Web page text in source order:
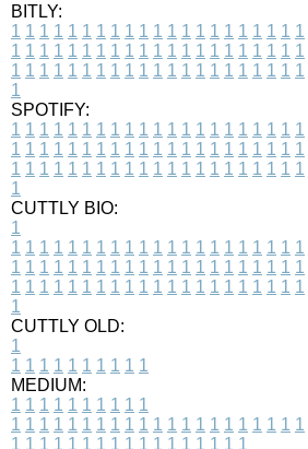
BITLY:
1 1 1 1 1 1 1 1 1 1 1 1 1 1 1 1 1 1 1 1 1
1 1 1 1 1 1 1 1 1 1 1 1 1 1 1 1 1 1 1 1 1
1 1 1 1 1 1 1 1 1 1 1 1 1 1 1 1 1 1 1 1 1
1
SPOTIFY:
1 1 1 1 1 1 1 1 1 1 1 1 1 1 1 1 1 1 1 1 1
1 1 1 1 1 1 1 1 1 1 1 1 1 1 1 1 1 1 1 1 1
1 1 1 1 1 1 1 1 1 1 1 1 1 1 1 1 1 1 1 1 1
1
CUTTLY BIO:
1
1 1 1 1 1 1 1 1 1 1 1 1 1 1 1 1 1 1 1 1 1
1 1 1 1 1 1 1 1 1 1 1 1 1 1 1 1 1 1 1 1 1
1 1 1 1 1 1 1 1 1 1 1 1 1 1 1 1 1 1 1 1 1
1
CUTTLY OLD:
1
1 1 1 1 1 1 1 1 1 1
MEDIUM:
1 1 1 1 1 1 1 1 1 1
1 1 1 1 1 1 1 1 1 1 1 1 1 1 1 1 1 1 1 1 1
1 1 1 1 1 1 1 1 1 1 1 1 1 1 1 1 1